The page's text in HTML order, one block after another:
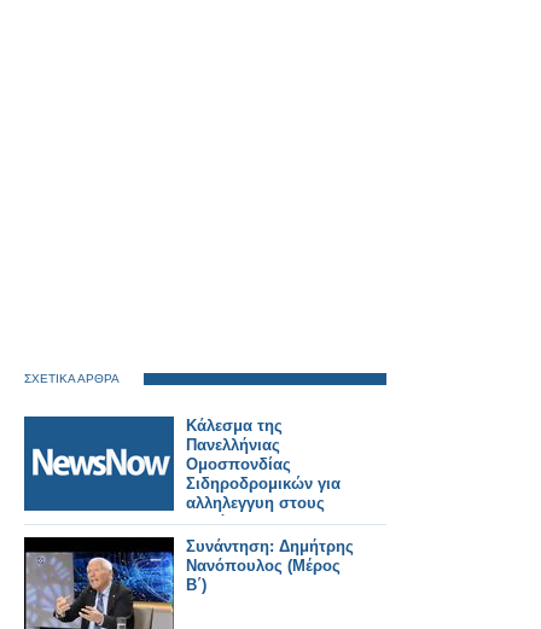
ΣΧΕΤΙΚΑ ΑΡΘΡΑ
Κάλεσμα της
Πανελλήνιας
Ομοσπονδίας
Σιδηροδρομικών για
αλληλεγγυη στους
πυρόπληκτους της
Δυτικής Αττικής.
Συνάντηση: Δημήτρης
Νανόπουλος (Μέρος
Β΄)